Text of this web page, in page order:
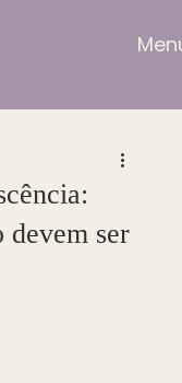
devem ser